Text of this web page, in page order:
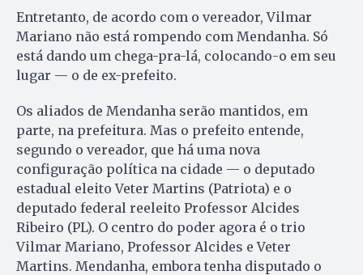
Entretanto, de acordo com o vereador, Vilmar
Mariano não está rompendo com Mendanha. Só
está dando um chega-pra-lá, colocando-o em seu
lugar — o de ex-prefeito.
Os aliados de Mendanha serão mantidos, em
parte, na prefeitura. Mas o prefeito entende,
segundo o vereador, que há uma nova
configuração política na cidade — o deputado
estadual eleito Veter Martins (Patriota) e o
deputado federal reeleito Professor Alcides
Ribeiro (PL). O centro do poder agora é o trio
Vilmar Mariano, Professor Alcides e Veter
Martins. Mendanha, embora tenha disputado o